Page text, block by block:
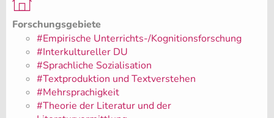
Forschungsgebiete
#Empirische Unterrichts-/Kognitionsforschung
#Interkultureller DU
#Sprachliche Sozialisation
#Textproduktion und Textverstehen
#Mehrsprachigkeit
#Theorie der Literatur und der